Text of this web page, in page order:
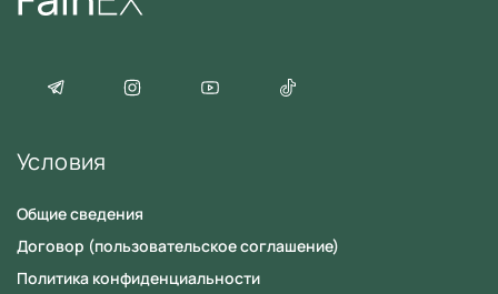
Условия
Общие сведения
Договор (пользовательское соглашение)
Политика конфиденциальности